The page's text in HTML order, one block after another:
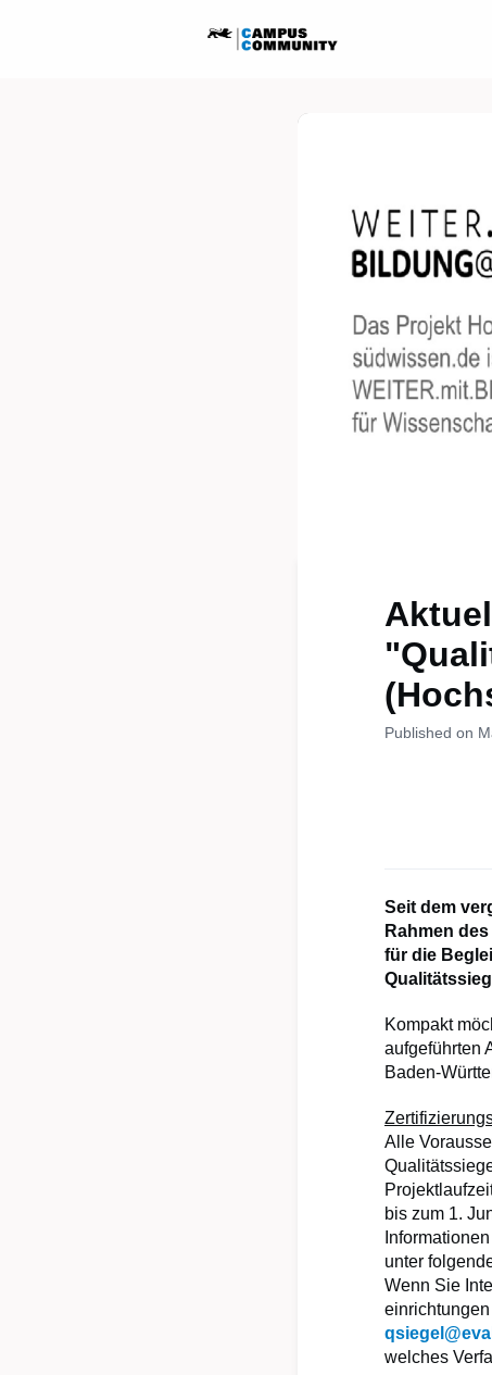
Published on
Seit dem
Rahmen
für die
Kompakt
aufgeführten
Baden-
Alle
bis zum 1.
unter
Wenn Sie
welches